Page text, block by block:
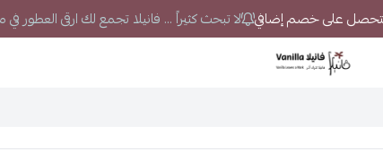
لا تبحث كثيراً ... فانيلا تجمع لك ارقى العطور
فانيلا